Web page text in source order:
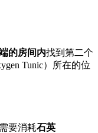
的房间内找到第二个
Tunic）所在的位
要消耗石英